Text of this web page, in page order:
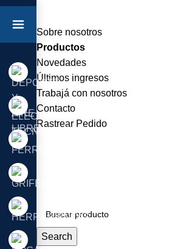
Sobre nosotros
Productos
Novedades
Últimos ingresos
Trabajá con nosotros
Contacto
Rastrear Pedido
Search